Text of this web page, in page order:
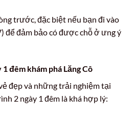
trước, đặc biệt nếu bạn đi vào
để đảm bảo có được chỗ ở ưng ý
đêm khám phá Lăng Cô
đẹp và những trải nghiệm tại
2 ngày 1 đêm là khá hợp lý: